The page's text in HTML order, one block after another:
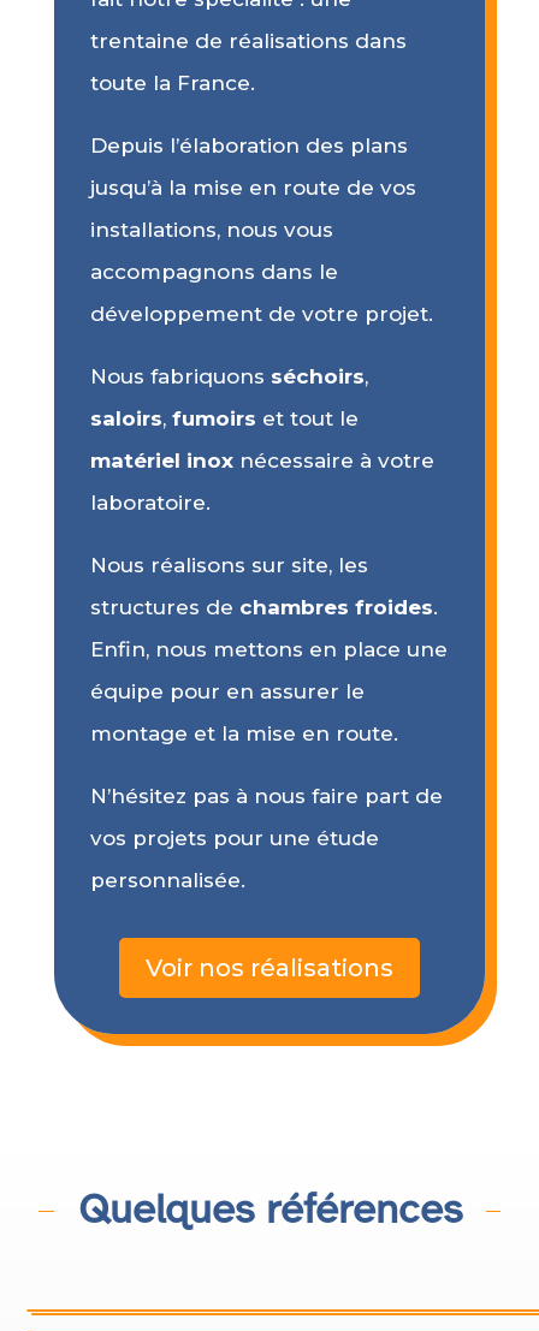
trentaine de réalisations dans
toute la France.
Depuis l’élaboration des plans
jusqu’à la mise en route de vos
installations, nous vous
accompagnons dans le
développement de votre projet.
Nous fabriquons séchoirs,
saloirs, fumoirs et tout le
matériel inoxnécessaire à votre
laboratoire.
Nous réalisons sur site, les
structures de chambres froides.
Enfin, nous mettons en place une
équipe pour en assurer le
montage et la mise en route.
N’hésitez pas à nous faire part de
vos projets pour une étude
personnalisée.
Voir nos réalisations
Quelques références